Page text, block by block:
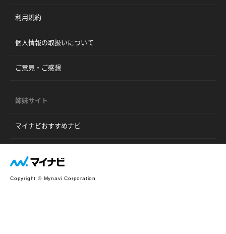
利用規約
個人情報の取扱いについて
ご意見・ご感想
姉妹サイト
マイナビおすすめナビ
Copyright © Mynavi Corporation